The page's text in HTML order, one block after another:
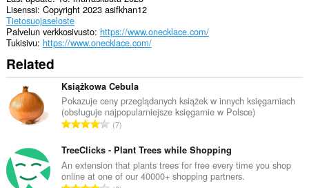
Lisenssi Copyright 2023 asifkhan12
Tietosuojaseloste
Palvelun verkkosivusto https://www.onecklace.com/
Tukisivu https://www.onecklace.com/
Related
Książkowa Cebula
Pokazuje ceny przeglądanych książek w innych księgarniach
(obsługuje najpopularniejsze księgarnie w Polsce)
A
v
i
o
7
TreeClicks - Plant Trees while Shopping
An extension that plants trees for free every time you shop
online at one of our 40000+ shopping partners.